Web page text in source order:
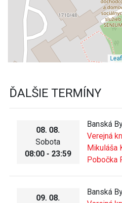
ĎALŠIE TERMÍNY
08. 08.
Sobota
08:00 - 23:59
Banská
Verejná
Mikuláša
Pobočka
09. 08.
Banská